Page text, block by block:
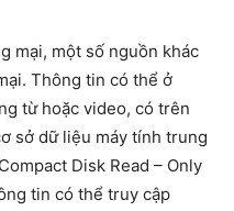
mại, một số nguồn khác
Thông tin có thể ở
từ hoặc video, có trên
sở dữ liệu máy tính trung
Disk Read – Only
tin có thể truy cập